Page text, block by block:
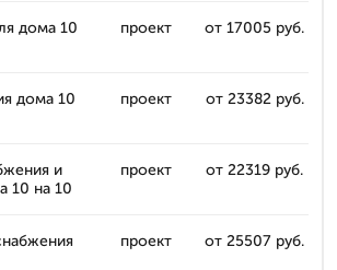
дома 10
проект от 17005 руб.
дома 10
проект от 23382 руб.
и
10 на 10
проект от 22319 руб.
проект от 25507 руб.